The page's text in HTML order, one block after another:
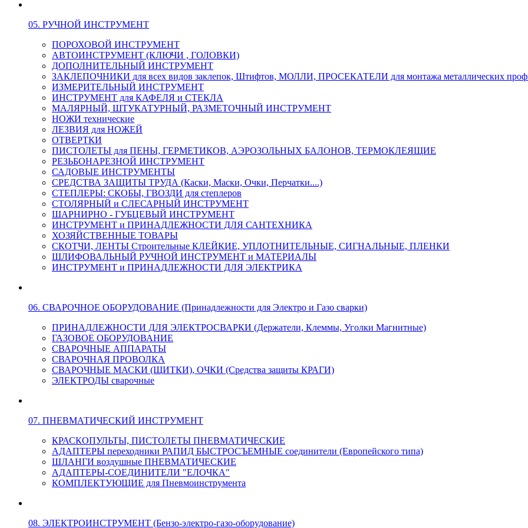
05. РУЧНОЙ ИНСТРУМЕНТ
ПОРОХОВОЙ ИНСТРУМЕНТ
АВТОИНСТРУМЕНТ (КЛЮЧИ , ГОЛОВКИ)
ДОПОЛНИТЕЛЬНЫЙ ИНСТРУМЕНТ
ЗАКЛЕПОЧНИКИ для всех видов заклепок, Штифтов, МОЛЛИ, ПРОСЕКАТЕЛИ для монтажа металлических
ИЗМЕРИТЕЛЬНЫЙ ИНСТРУМЕНТ
ИНСТРУМЕНТ для КАФЕЛЯ и СТЕКЛА
МАЛЯРНЫЙ, ШТУКАТУРНЫЙ, РАЗМЕТОЧНЫЙ ИНСТРУМЕНТ
НОЖИ технические
ЛЕЗВИЯ для НОЖЕЙ
ОТВЕРТКИ
ПИСТОЛЕТЫ для ПЕНЫ, ГЕРМЕТИКОВ, АЭРОЗОЛЬНЫХ БАЛОНОВ, ТЕРМОКЛЕЯЩИЕ
РЕЗЬБОНАРЕЗНОЙ ИНСТРУМЕНТ
САДОВЫЕ ИНСТРУМЕНТЫ
СРЕДСТВА ЗАЩИТЫ ТРУДА (Каски, Маски, Очки, Перчатки....)
СТЕПЛЕРЫ: СКОБЫ, ГВОЗДИ для степлеров
СТОЛЯРНЫЙ и СЛЕСАРНЫЙ ИНСТРУМЕНТ
ШАРНИРНО - ГУБЦЕВЫЙ ИНСТРУМЕНТ
ИНСТРУМЕНТ и ПРИНАДЛЕЖНОСТИ ДЛЯ САНТЕХНИКА
ХОЗЯЙСТВЕННЫЕ ТОВАРЫ
СКОТЧИ, ЛЕНТЫ Строительные КЛЕЙКИЕ, УПЛОТНИТЕЛЬНЫЕ, СИГНАЛЬНЫЕ, ПЛЕНКИ
ШЛИФОВАЛЬНЫЙ РУЧНОЙ ИНСТРУМЕНТ и МАТЕРИАЛЫ
ИНСТРУМЕНТ и ПРИНАДЛЕЖНОСТИ ДЛЯ ЭЛЕКТРИКА
06. СВАРОЧНОЕ ОБОРУДОВАНИЕ (Принадлежности для Электро и Газо сварки)
ПРИНАДЛЕЖНОСТИ ДЛЯ ЭЛЕКТРОСВАРКИ (Держатели, Клеммы, Уголки Магнитные)
ГАЗОВОЕ ОБОРУДОВАНИЕ
СВАРОЧНЫЕ АППАРАТЫ
СВАРОЧНАЯ ПРОВОЛКА
СВАРОЧНЫЕ МАСКИ (ЩИТКИ), ОЧКИ (Средства защиты КРАГИ)
ЭЛЕКТРОДЫ сварочные
07. ПНЕВМАТИЧЕСКИЙ ИНСТРУМЕНТ
КРАСКОПУЛЬТЫ, ПИСТОЛЕТЫ ПНЕВМАТИЧЕСКИЕ
АДАПТЕРЫ переходники РАПИД БЫСТРОСЪЕМНЫЕ соединители (Европейского типа)
ШЛАНГИ воздушные ПНЕВМАТИЧЕСКИЕ
АДАПТЕРЫ-СОЕДИНИТЕЛИ "ЕЛОЧКА"
КОМПЛЕКТУЮЩИЕ для Пневмоинструмента
08. ЭЛЕКТРОИНСТРУМЕНТ (Бензо-электро-газо-оборудование)